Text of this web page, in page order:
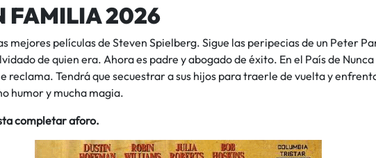
FAMILIA 2026
mejores películas de Steven Spielberg. Sigue las peripecias de un Peter
de quien era. Ahora es padre y abogado de éxito. En el País de
reclama. Tendrá que secuestrar a sus hijos para traerle de vuelta y
humor y mucha magia.
completar aforo.